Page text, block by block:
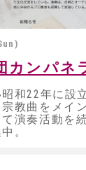
カンパネ
和22年に設
教曲をメイ
演奏活動を
。